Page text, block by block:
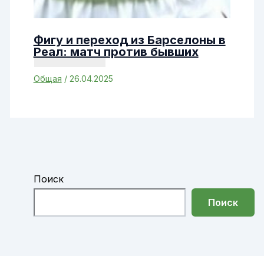
Фигу и переход из Барселоны в
Реал: матч против бывших
Общая / 26.04.2025
Поиск
Поиск